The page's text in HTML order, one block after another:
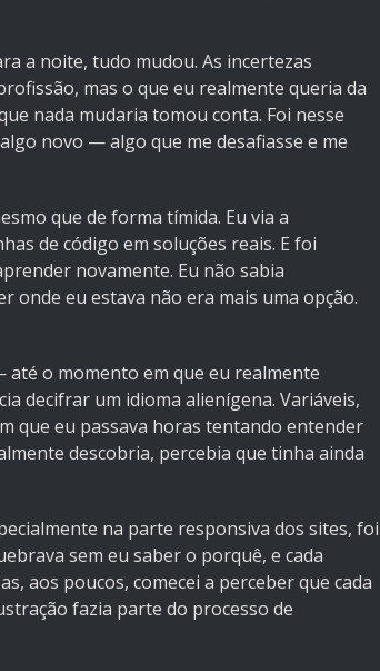
a noite, tudo mudou. As incertezas
mas o que eu realmente queria da
nada mudaria tomou conta. Foi nesse
novo — algo que me desafiasse e me
que de forma tímida. Eu via a
de código em soluções reais. E foi
novamente. Eu não sabia
onde eu estava não era mais uma opção.
o momento em que eu realmente
decifrar um idioma alienígena. Variáveis,
que eu passava horas tentando entender
descobria, percebia que tinha ainda
na parte responsiva dos sites, foi
sem eu saber o porquê, e cada
aos poucos, comecei a perceber que cada
fazia parte do processo de